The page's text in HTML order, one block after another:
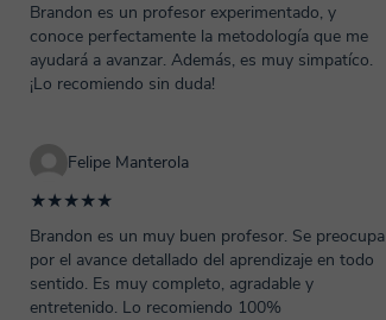
Brandon es un profesor experimentado, y
conoce perfectamente la metodología que me
ayudará a avanzar. Además, es muy simpatíco.
¡Lo recomiendo sin duda!
Felipe Manterola
★★★★★
Brandon es un muy buen profesor. Se preocupa
por el avance detallado del aprendizaje en todo
sentido. Es muy completo, agradable y
entretenido. Lo recomiendo 100%